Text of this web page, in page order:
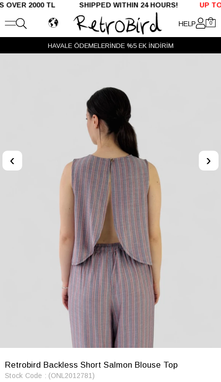
2000 TL SHIPPED WITHIN 24 HOURS! UP TO
HELP 0
HAVALE ÖDEMELERİNDE %5 EK İNDİRİM
‹ ›
Retrobird Backless Short Salmon Blouse Top
Stock Code (ONL2012781)